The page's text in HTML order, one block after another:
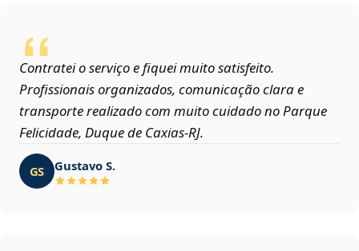
Contratei o serviço e fiquei muito satisfeito.
Profissionais organizados, comunicação clara e
transporte realizado com muito cuidado no Parque
Felicidade, Duque de Caxias‑RJ.
GS Gustavo S.